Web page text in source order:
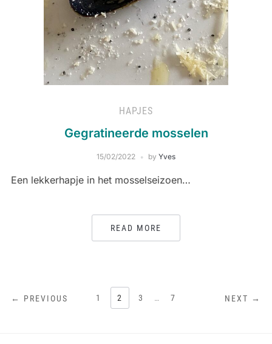
HAPJES
Gegratineerde mosselen
15/02/2022 by Yves
Een lekkerhapje in het mosselseizoen…
READ MORE
BERICHTEN
← PREVIOUS 1 2 3 … 7 NEXT →